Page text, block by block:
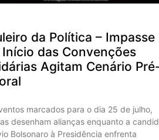
da Política – Impasse
Início das Convenções
Agitam Cenário
marcados para o dia 25 de julho,
desenham alianças enquanto a
Bolsonaro à Presidência enfrenta